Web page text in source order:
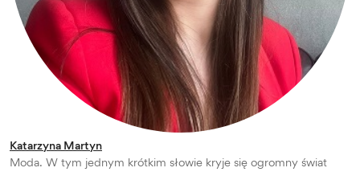
Katarzyna Martyn
Moda. W tym jednym krótkim słowie kryje się ogromny świat